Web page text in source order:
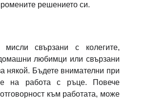
решението си.
мисли свързани с колегите,
любимци или свързани
някой. Бъдете внимателни при
на работа с ръце. Повече
към работата, може